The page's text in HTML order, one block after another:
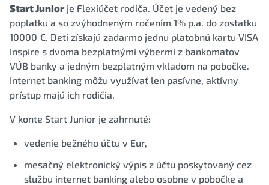
Start Juniorje Flexiúčet rodiča. Účet je vedený bez
poplatku a so zvýhodneným ročením 1% p.a. do zostatku
10000 €. Deti získajú zadarmo jednu platobnú kartu VISA
Inspire s dvoma bezplatnými výbermi z bankomatov
VÚB banky a jedným bezplatným vkladom na pobočke.
Internet banking môžu využívať len pasívne, aktívny
prístup majú ich rodičia.
V konte Start Junior je zahrnuté:
vedenie bežného účtu v Eur,
mesačný elektronický výpis z účtu poskytovaný cez
službu internet banking alebo osobne v pobočke a